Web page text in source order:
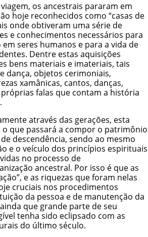
os ancestrais pararam em
hoje reconhecidos como “casas de
onde obtiveram uma série de
e conhecimentos necessários para
seres humanos e para a vida de
Dentre estas aquisições
bens materiais e imateriais, tais
dança, objetos cerimoniais,
xamânicas, cantos, danças,
falas que contam a história
através das gerações, esta
o que passará a compor o patrimônio
descendência, sendo ao mesmo
e o veículo dos princípios espirituais
no processo de
ancestral. Por isso é que as
e as riquezas que foram nelas
cruciais nos procedimentos
da pessoa e de manutenção da
que grande parte de seu
tenha sido eclipsado com as
do último século.